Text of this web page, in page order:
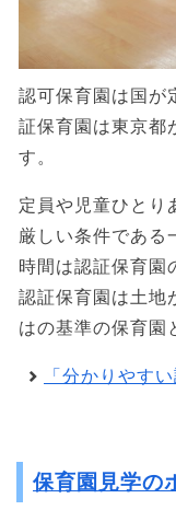
認可保育園は国が
証保育園は東京都
す。
定員や児童ひとり
厳しい条件である
時間は認証保育園
認証保育園は土地
はの基準の保育園
「分かりやす
保育園見学の